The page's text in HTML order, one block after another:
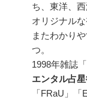
ち、東洋、
オリジナル
またわかり
つ。
1998年雑誌
エンタル占
「FRaU」